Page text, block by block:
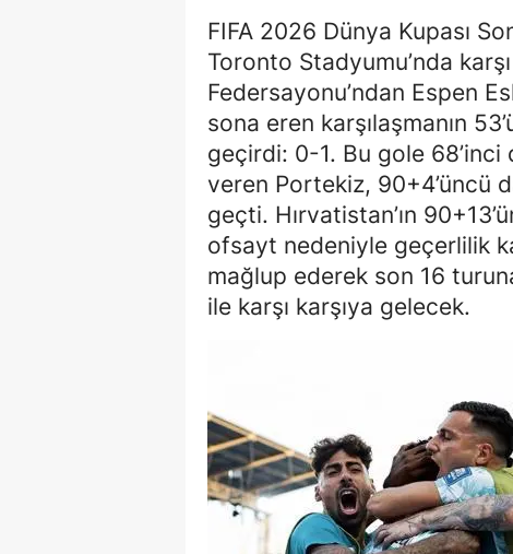
FIFA 2026 Dünya Kupası
Toronto Stadyumu’nda
Federsayonu’ndan Espen
sona eren karşılaşmanın
geçirdi: 0-1. Bu gole 68’inci
veren Portekiz, 90+4’üncü
geçti. Hırvatistan’ın
ofsayt nedeniyle geçerlilik
mağlup ederek son 16
ile karşı karşıya gelecek.